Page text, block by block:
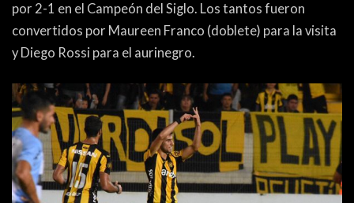
por 2-1 en el Campeón del Siglo. Los tantos fueron
convertidos por Maureen Franco (doblete) para la visita
y Diego Rossi para el aurinegro.